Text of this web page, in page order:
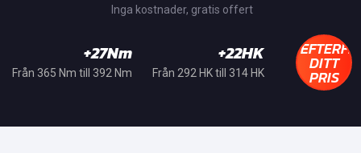
Inga kostnader, gratis offert
+27Nm
Från 365 Nm till 392 Nm
+22HK
Från 292 HK till 314 HK DITT
PRIS